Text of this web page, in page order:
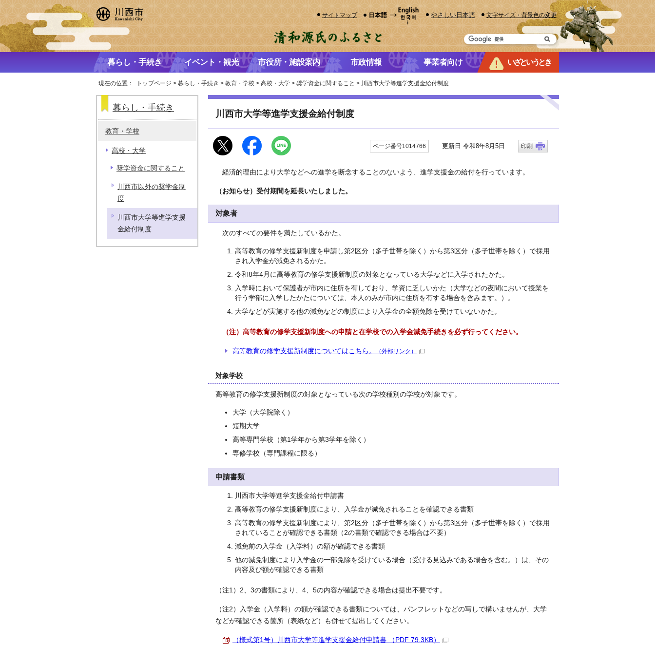
サイトマップ やさしい日本語 文字サイズ・背景色の変更
暮らし・手続き イベント・観光 市役所・施設案内 市政情報 事業者向け いざというとき
現在の位置： トップページ > 暮らし・手続き > 教育・学校 > 高校・大学 > 奨学資金に関すること > 川西市大学等進学支援金給付制度
川西市大学等進学支援金給付制度
ページ番号1014766 更新日 令和8年8月5日 印刷
経済的理由により大学などへの進学を断念することのないよう、進学支援金の給付を行っています。
（お知らせ）受付期間を延長いたしました。
対象者
次のすべての要件を満たしているかた。
高等教育の修学支援新制度を申請し第2区分（多子世帯を除く）から第3区分（多子世帯を除く）で採用
され入学金が減免されるかた。
令和8年4月に高等教育の修学支援新制度の対象となっている大学などに入学されたかた。
入学時において保護者が市内に住所を有しており、学資に乏しいかた（大学などの夜間において授業を
行う学部に入学したかたについては、本人のみが市内に住所を有する場合を含みます。）。
大学などが実施する他の減免などの制度により入学金の全額免除を受けていないかた。
（注）高等教育の修学支援新制度への申請と在学校での入学金減免手続きを必ず行ってください。
高等教育の修学支援新制度についてはこちら。 （外部リンク）
対象学校
高等教育の修学支援新制度の対象となっている次の学校種別の学校が対象です。
大学（大学院除く）
短期大学
高等専門学校（第1学年から第3学年を除く）
専修学校（専門課程に限る）
申請書類
川西市大学等進学支援金給付申請書
高等教育の修学支援新制度により、入学金が減免されることを確認できる書類
高等教育の修学支援新制度により、第2区分（多子世帯を除く）から第3区分（多子世帯を除く）で採用
されていることが確認できる書類（2の書類で確認できる場合は不要）
減免前の入学金（入学料）の額が確認できる書類
他の減免制度により入学金の一部免除を受けている場合（受ける見込みである場合を含む。）は、その
内容及び額が確認できる書類
（注1）2、3の書類により、4、5の内容が確認できる場合は提出不要です。
（注2）入学金（入学料）の額が確認できる書類については、パンフレットなどの写しで構いませんが、大学
などが確認できる箇所（表紙など）も併せて提出してください。
（様式第1号）川西市大学等進学支援金給付申請書 （PDF 79.3KB）
暮らし・手続き
教育・学校
高校・大学
奨学資金に関すること
川西市以外の奨学金制
度
川西市大学等進学支援
金給付制度